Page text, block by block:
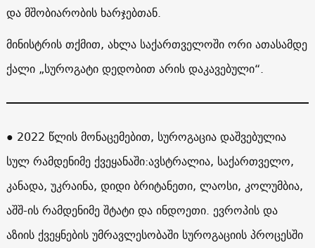
და მშობიარობის ხარჯებთან.
მინისტრის თქმით, ახლა საქართველოში ორი ათასამდე
ქალი „სუროგატი დედობით არის დაკავებული“.
● 2022 წლის მონაცემებით, სუროგაცია დაშვებულია
სულ რამდენიმე ქვეყანაში:ავსტრალია, საქართველო,
კანადა, უკრაინა, დიდი ბრიტანეთი, ლაოსი, კოლუმბია,
აშშ-ის რამდენიმე შტატი და ინდოეთი. ევროპის და
აზიის ქვეყნების უმრავლესობაში სუროგაციის პროცესში